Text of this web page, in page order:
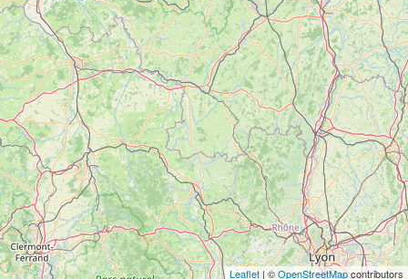
Leaflet| ©OpenStreetMapcontributors